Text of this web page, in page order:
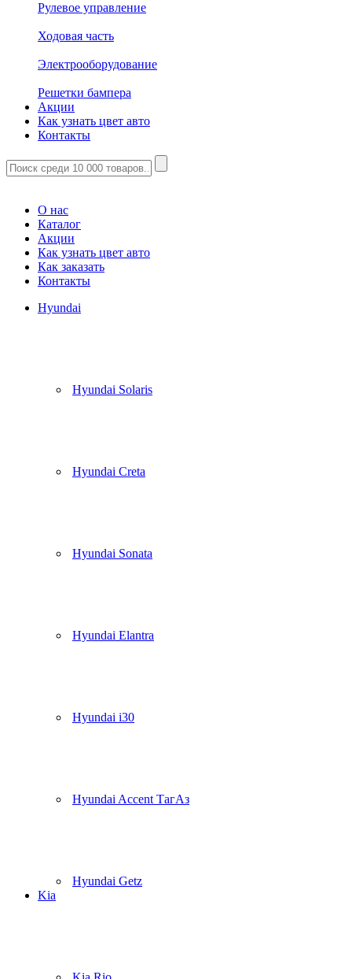
Рулевое управление
Ходовая часть
Электрооборудование
Решетки бампера
Акции
Как узнать цвет авто
Контакты
О нас
Каталог
Акции
Как узнать цвет авто
Как заказать
Контакты
Hyundai
Hyundai Solaris
Hyundai Creta
Hyundai Sonata
Hyundai Elantra
Hyundai i30
Hyundai Accent ТагАз
Hyundai Getz
Kia